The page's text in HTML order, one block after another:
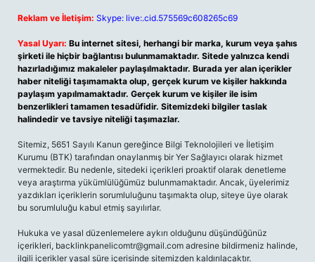
Reklam ve İletişim: Skype: live:.cid.575569c608265c69
Yasal Uyarı: Bu internet sitesi, herhangi bir marka, kurum veya şahıs
şirketi ile hiçbir bağlantısı bulunmamaktadır. Sitede yalnızca kendi
hazırladığımız makaleler paylaşılmaktadır. Burada yer alan içerikler
haber niteliği taşımamakta olup, gerçek kurum ve kişiler hakkında
paylaşım yapılmamaktadır. Gerçek kurum ve kişiler ile isim
benzerlikleri tamamen tesadüfidir. Sitemizdeki bilgiler taslak
halindedir ve tavsiye niteliği taşımazlar.
Sitemiz, 5651 Sayılı Kanun gereğince Bilgi Teknolojileri ve İletişim
Kurumu (BTK) tarafından onaylanmış bir Yer Sağlayıcı olarak hizmet
vermektedir. Bu nedenle, sitedeki içerikleri proaktif olarak denetleme
veya araştırma yükümlülüğümüz bulunmamaktadır. Ancak, üyelerimiz
yazdıkları içeriklerin sorumluluğunu taşımakta olup, siteye üye olarak
bu sorumluluğu kabul etmiş sayılırlar.
Hukuka ve yasal düzenlemelere aykırı olduğunu düşündüğünüz
içerikleri, backlinkpanelicomtr@gmail.com adresine bildirmeniz halinde,
ilgili içerikler yasal süre içerisinde sitemizden kaldırılacaktır.